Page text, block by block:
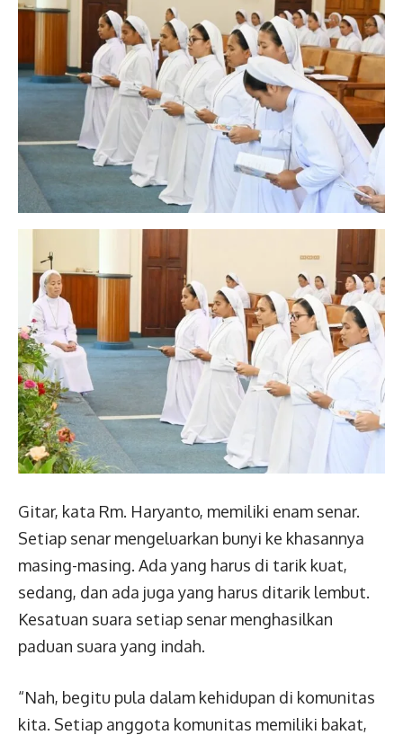
Gitar, kata Rm. Haryanto, memiliki enam senar.
Setiap senar mengeluarkan bunyi ke khasannya
masing-masing. Ada yang harus di tarik kuat,
sedang, dan ada juga yang harus ditarik lembut.
Kesatuan suara setiap senar menghasilkan
paduan suara yang indah.
“Nah, begitu pula dalam kehidupan di komunitas
kita. Setiap anggota komunitas memiliki bakat,